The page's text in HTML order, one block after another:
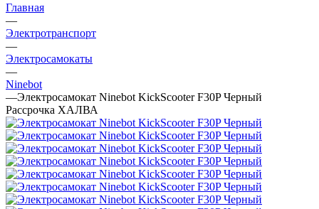
Главная
—
Электротранспорт
—
Электросамокаты
—
Ninebot
—Электросамокат Ninebot KickScooter F30P Черный
Рассрочка ХАЛВА